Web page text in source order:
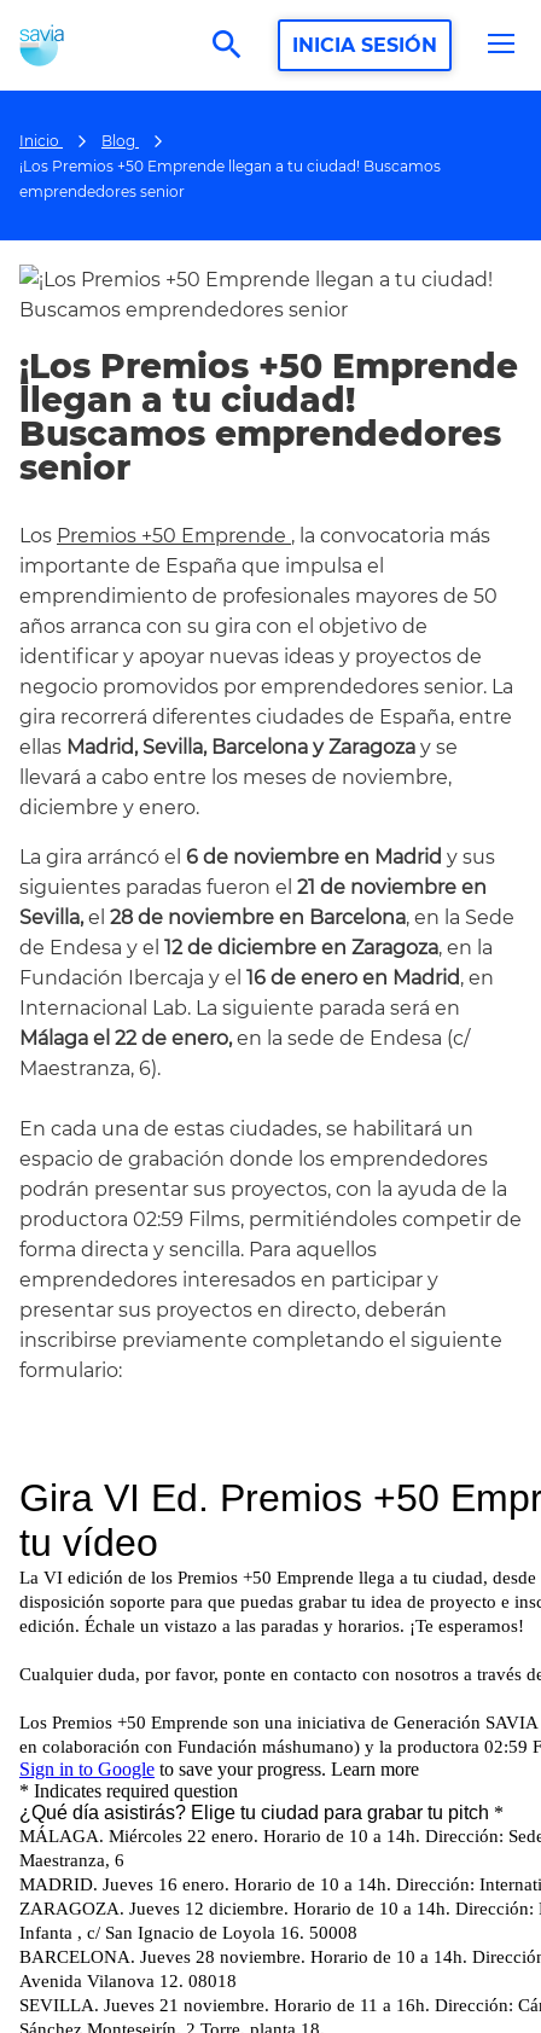
search INICIA SESIÓN
Inicio
Blog
¡Los Premios +50 Emprende llegan a tu ciudad! Buscamos
emprendedores senior
¡Los Premios +50 Emprende
llegan a tu ciudad!
Buscamos emprendedores
senior
Los Premios +50 Emprende , la convocatoria más
importante de España que impulsa el
emprendimiento de profesionales mayores de 50
años arranca con su gira con el objetivo de
identificar y apoyar nuevas ideas y proyectos de
negocio promovidos por emprendedores senior. La
gira recorrerá diferentes ciudades de España, entre
ellas Madrid, Sevilla, Barcelona y Zaragoza y se
llevará a cabo entre los meses de noviembre,
diciembre y enero.
La gira arráncó el 6 de noviembre en Madrid y sus
siguientes paradas fueron el 21 de noviembre en
Sevilla,el 28 de noviembre en Barcelona, en la Sede
de Endesa y el 12 de diciembre en Zaragoza, en la
Fundación Ibercaja y el 16 de enero en Madrid, en
Internacional Lab. La siguiente parada será en
Málaga el 22 de enero,en la sede de Endesa (c/
Maestranza, 6).
En cada una de estas ciudades, se habilitará un
espacio de grabación donde los emprendedores
podrán presentar sus proyectos, con la ayuda de la
productora 02:59 Films, permitiéndoles competir de
forma directa y sencilla. Para aquellos
emprendedores interesados en participar y
presentar sus proyectos en directo, deberán
inscribirse previamente completando el siguiente
formulario: